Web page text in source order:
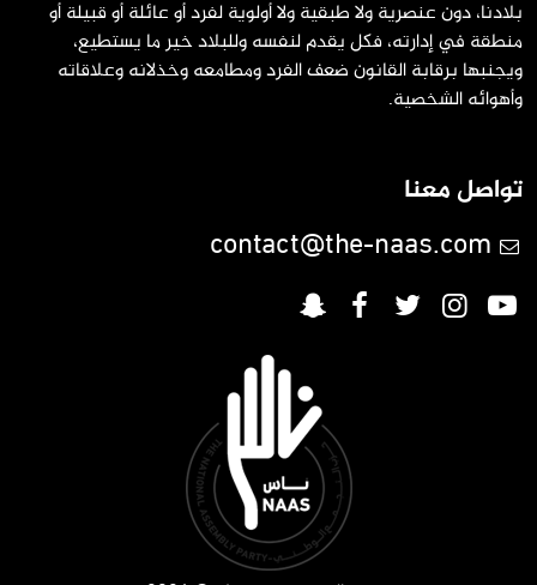
بلادنا، دون عنصرية ولا طبقية ولا أولوية لفرد أو عائلة أو قبيلة أو
منطقة في إدارته، فكل يقدم لنفسه وللبلاد خير ما يستطيع،
ويجنبها برقابة القانون ضعف الفرد ومطامعه وخذلانه وعلاقاته
وأهوائه الشخصية.
تواصل معنا
contact@the-naas.com